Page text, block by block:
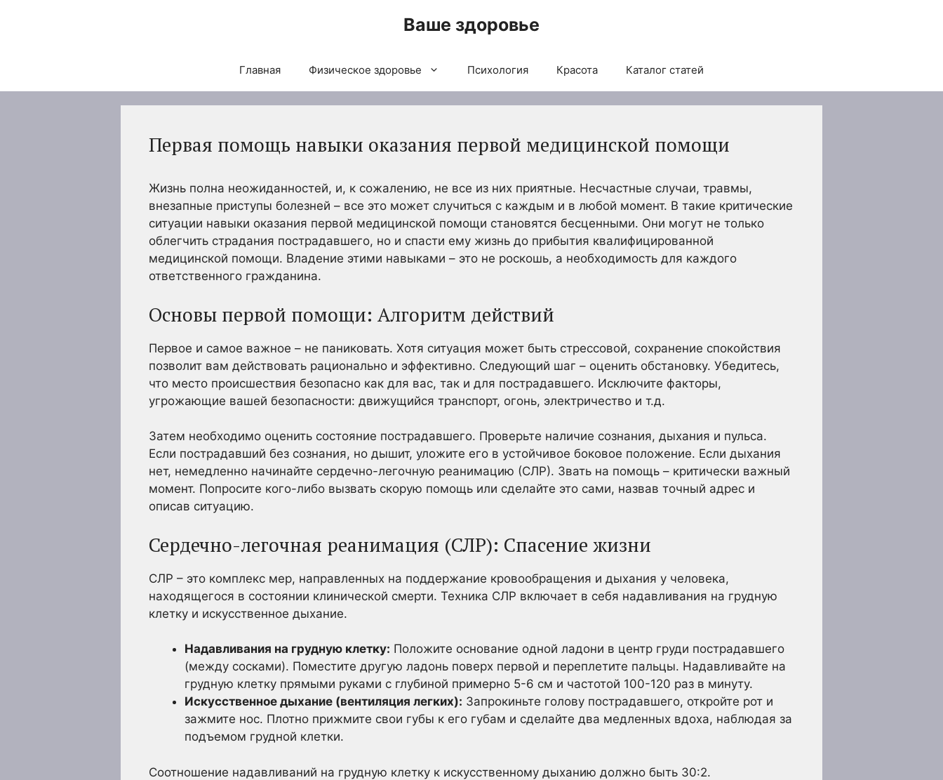
Ваше здоровье
Главная Физическое здоровье Психология Красота Каталог статей
Первая помощь навыки оказания первой медицинской помощи
Жизнь полна неожиданностей, и, к сожалению, не все из них приятные. Несчастные случаи, травмы,
внезапные приступы болезней – все это может случиться с каждым и в любой момент. В такие критические
ситуации навыки оказания первой медицинской помощи становятся бесценными. Они могут не только
облегчить страдания пострадавшего, но и спасти ему жизнь до прибытия квалифицированной
медицинской помощи. Владение этими навыками – это не роскошь, а необходимость для каждого
ответственного гражданина.
Основы первой помощи: Алгоритм действий
Первое и самое важное – не паниковать. Хотя ситуация может быть стрессовой, сохранение спокойствия
позволит вам действовать рационально и эффективно. Следующий шаг – оценить обстановку. Убедитесь,
что место происшествия безопасно как для вас, так и для пострадавшего. Исключите факторы,
угрожающие вашей безопасности: движущийся транспорт, огонь, электричество и т.д.
Затем необходимо оценить состояние пострадавшего. Проверьте наличие сознания, дыхания и пульса.
Если пострадавший без сознания, но дышит, уложите его в устойчивое боковое положение. Если дыхания
нет, немедленно начинайте сердечно-легочную реанимацию (СЛР). Звать на помощь – критически важный
момент. Попросите кого-либо вызвать скорую помощь или сделайте это сами, назвав точный адрес и
описав ситуацию.
Сердечно-легочная реанимация (СЛР): Спасение жизни
СЛР – это комплекс мер, направленных на поддержание кровообращения и дыхания у человека,
находящегося в состоянии клинической смерти. Техника СЛР включает в себя надавливания на грудную
клетку и искусственное дыхание.
Надавливания на грудную клетку: Положите основание одной ладони в центр груди пострадавшего
(между сосками). Поместите другую ладонь поверх первой и переплетите пальцы. Надавливайте на
грудную клетку прямыми руками с глубиной примерно 5-6 см и частотой 100-120 раз в минуту.
Искусственное дыхание (вентиляция легких): Запрокиньте голову пострадавшего, откройте рот и
зажмите нос. Плотно прижмите свои губы к его губам и сделайте два медленных вдоха, наблюдая за
подъемом грудной клетки.
Соотношение надавливаний на грудную клетку к искусственному дыханию должно быть 30:2.